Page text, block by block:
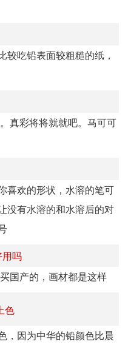
较吃铅表面较粗糙的纸，
真彩将将就就吧。马可可
喜欢的形状，水溶的笔可
没有水溶的和水溶后的对
吗
国产的，画材都是这样
色
，因为中华的铅颜色比晨